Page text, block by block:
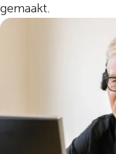
gemaakt.